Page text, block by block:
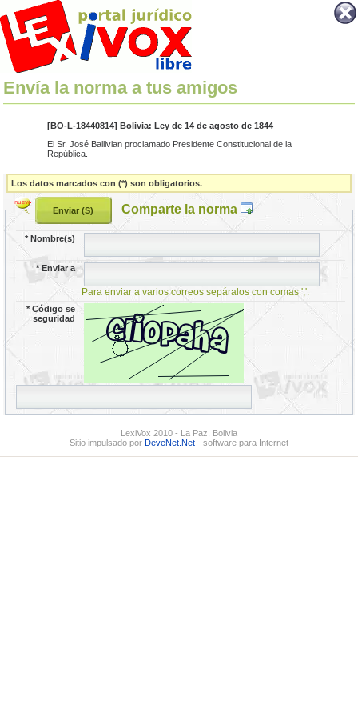
Envía la norma a tus amigos
[BO-L-18440814] Bolivia: Ley de 14 de agosto de 1844
El Sr. José Ballivian proclamado Presidente Constitucional de la
República.
Los datos marcados con (*) son obligatorios.
Comparte la norma
*Nombre(s)
*Enviar a
Para enviar a varios correos sepáralos con comas ','.
*Código se
seguridad
LexiVox 2010 - La Paz, Bolivia
Sitio impulsado por DeveNet.Net - software para Internet